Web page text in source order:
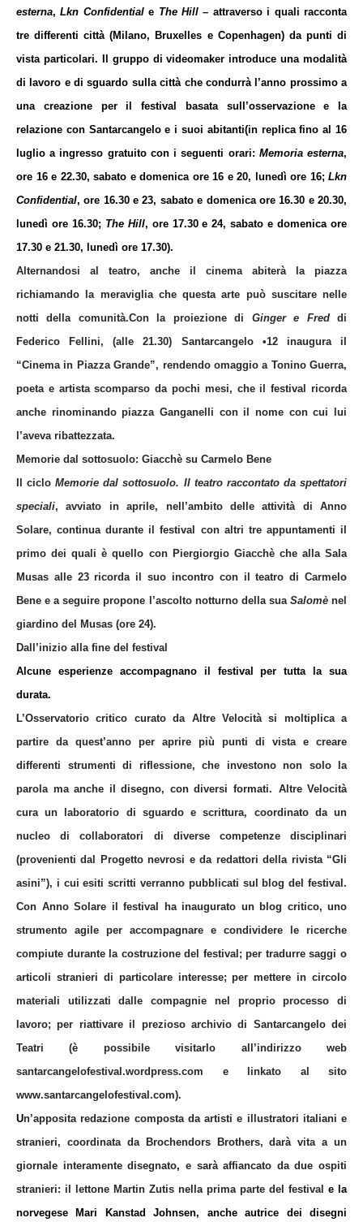
esterna,Lkn Confidentiale The Hill – attraverso i quali racconta
tre differenti città (Milano, Bruxelles e Copenhagen) da punti di
vista particolari. Il gruppo di videomaker introduce una modalità
di lavoro e di sguardo sullacittà che condurrà l’anno prossimo a
una creazione per il festival basata sull’osservazione e la
relazione con Santarcangelo e i suoi abitanti(in replica fino al 16
luglio a ingresso gratuito con i seguenti orari: Memoria esterna,
ore 16 e 22.30, sabato e domenica ore 16 e 20, lunedì ore 16; Lkn
Confidential, ore 16.30 e 23, sabato e domenica ore 16.30 e 20.30,
lunedì ore 16.30; The Hill, ore 17.30 e 24, sabato e domenica ore
17.30 e 21.30, lunedì ore 17.30).
Alternandosi al teatro, anche il cinema abiterà la piazza
richiamando la meraviglia che questa arte può suscitare nelle
notti della comunità.Con la proiezione di Ginger e Freddi
Federico Fellini, (alle 21.30) Santarcangelo •12 inaugura il
“Cinema in Piazza Grande”, rendendo omaggio a Tonino Guerra,
poeta e artista scomparso da pochi mesi, che il festival ricorda
anche rinominando piazza Ganganelli con il nome con cui lui
l’aveva ribattezzata.
Memorie dal sottosuolo: Giacchè su Carmelo Bene
Il cicloMemorie dal sottosuolo. Il teatro raccontato da spettatori
speciali, avviato in aprile, nell’ambito delle attività di Anno
Solare, continua durante il festival con altri tre appuntamenti il
primo dei quali è quello con Piergiorgio Giacchè che alla Sala
Musas alle 23ricorda il suo incontro con il teatro di Carmelo
Benee a seguire propone l’ascolto notturno della sua Salomènel
giardino del Musas (ore 24).
Dall’inizio alla fine del festival
Alcune esperienze accompagnano il festival per tutta la sua
durata.
L’Osservatorio critico curato da Altre Velocitàsi moltiplica a
partire da quest’anno per aprire più punti di vista e creare
differenti strumenti di riflessione, che investono non solo la
parola ma anche il disegno, con diversi formati. Altre Velocità
cura un laboratorio di sguardo e scrittura, coordinato da un
nucleo di collaboratori di diverse competenze disciplinari
(provenienti dal Progetto nevrosi e da redattori della rivista “Gli
asini”), i cui esiti scritti verranno pubblicati sul blog del festival.
Con Anno Solare il festival ha inaugurato un blog critico, uno
strumento agile per accompagnare e condividere le ricerche
compiute durante la costruzione del festival; per tradurre saggi o
articoli stranieri di particolare interesse; per mettere in circolo
materiali utilizzati dalle compagnie nel proprio processo di
lavoro; per riattivare il prezioso archivio di Santarcangelo dei
Teatri (è possibile visitarlo all’indirizzo web
santarcangelofestival.wordpress.com e linkato al sito
www.santarcangelofestival.com).
Un’apposita redazione composta da artisti e illustratori italiani e
stranieri, coordinata da Brochendors Brothers, darà vita a un
giornale interamente disegnato, e sarà affiancato da due ospiti
stranieri: il lettone Martin Zutis nella prima parte del festival e la
norvegese Mari Kanstad Johnsen, anche autrice dei disegni